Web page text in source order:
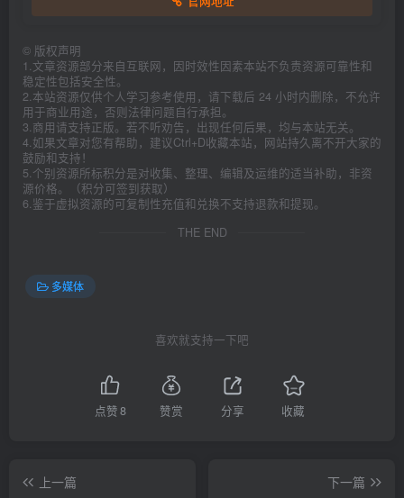
© 版权声明
1.文章资源部分来自互联网，因时效性因素本站不负责资源可靠性和
稳定性包括安全性。
2.本站资源仅供个人学习参考使用，请下载后 24 小时内删除，不允许
用于商业用途，否则法律问题自行承担。
3.商用请支持正版。若不听劝告，出现任何后果，均与本站无关。
4.如果文章对您有帮助，建议Ctrl+D收藏本站，网站持久离不开大家的
鼓励和支持！
5.个别资源所标积分是对收集、整理、编辑及运维的适当补助，非资
源价格。（积分可签到获取）
6.鉴于虚拟资源的可复制性充值和兑换不支持退款和提现。
THE END
多媒体
喜欢就支持一下吧
点赞8 赞赏 分享 收藏
上一篇
下一篇